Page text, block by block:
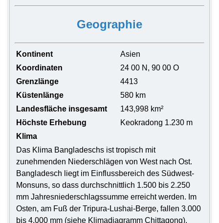
Geographie
Kontinent
Asien
Koordinaten
24 00 N, 90 00 O
Grenzlänge
4413
Küstenlänge
580 km
Landesfläche insgesamt
143,998 km²
Höchste Erhebung
Keokradong 1.230 m
Klima
Das Klima Bangladeschs ist tropisch mit
zunehmenden Niederschlägen von West nach Ost.
Bangladesch liegt im Einflussbereich des Südwest-
Monsuns, so dass durchschnittlich 1.500 bis 2.250
mm Jahresniederschlagssumme erreicht werden. Im
Osten, am Fuß der Tripura-Lushai-Berge, fallen 3.000
bis 4.000 mm (siehe Klimadiagramm Chittagong).